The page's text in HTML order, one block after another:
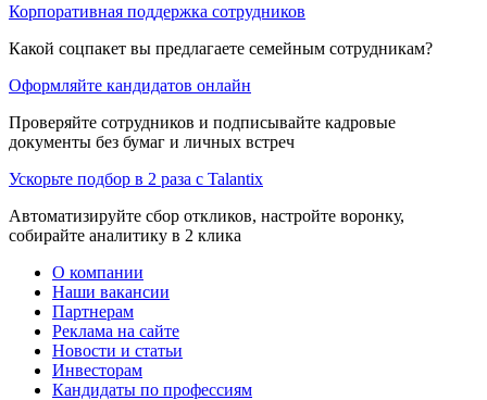
Корпоративная поддержка сотрудников
Какой соцпакет вы предлагаете семейным сотрудникам?
Оформляйте кандидатов онлайн
Проверяйте сотрудников и подписывайте кадровые
документы без бумаг и личных встреч
Ускорьте подбор в 2 раза с Talantix
Автоматизируйте сбор откликов, настройте воронку,
собирайте аналитику в 2 клика
О компании
Наши вакансии
Партнерам
Реклама на сайте
Новости и статьи
Инвесторам
Кандидаты по профессиям